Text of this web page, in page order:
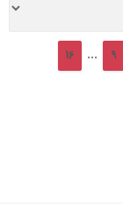
9
...
16